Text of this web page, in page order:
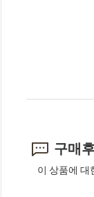
구매
이 상품에 대